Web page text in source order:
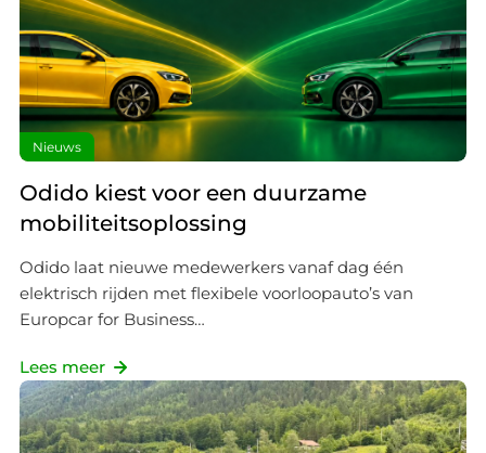
Nieuws
Odido kiest voor een duurzame
mobiliteitsoplossing
Odido laat nieuwe medewerkers vanaf dag één
elektrisch rijden met flexibele voorloopauto’s van
Europcar for Business…
Lees meer